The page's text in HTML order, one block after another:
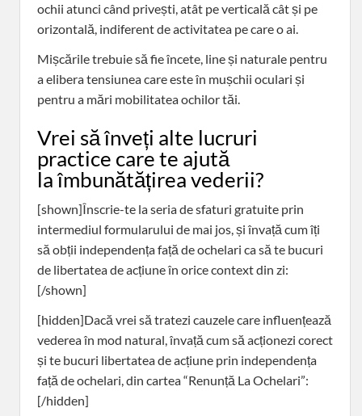
ochii atunci când privești, atât pe verticală cât și pe
orizontală, indiferent de activitatea pe care o ai.
Mișcările trebuie să fie încete, line și naturale pentru
a elibera tensiunea care este în mușchii oculari și
pentru a mări mobilitatea ochilor tăi.
Vrei să înveți alte lucruri
practice care te ajută
la îmbunătățirea vederii?
[shown]Înscrie-te la seria de sfaturi gratuite prin
intermediul formularului de mai jos, și învață cum îți
să obții independența față de ochelari ca să te bucuri
de libertatea de acțiune în orice context din zi:
[/shown]
[hidden]Dacă vrei să tratezi cauzele care influențează
vederea în mod natural, învață cum să acționezi corect
și te bucuri libertatea de acțiune prin independența
față de ochelari, din cartea “Renunță La Ochelari”:
[/hidden]